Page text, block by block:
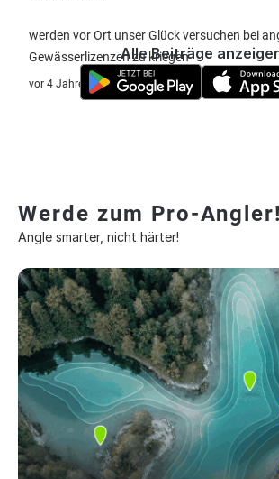
werden vor Ort unser Glück versuchen bei
Gewässerlizenzen zu kriegen
vor 4 Jahre
Alle Beiträge
Werde zum Pro-Angler!
Angle smarter, nicht härter!